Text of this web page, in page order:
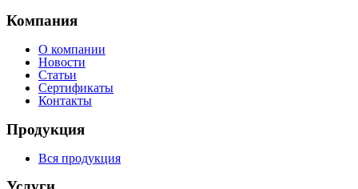
Компания
О компании
Новости
Статьи
Сертификаты
Контакты
Продукция
Вся продукция